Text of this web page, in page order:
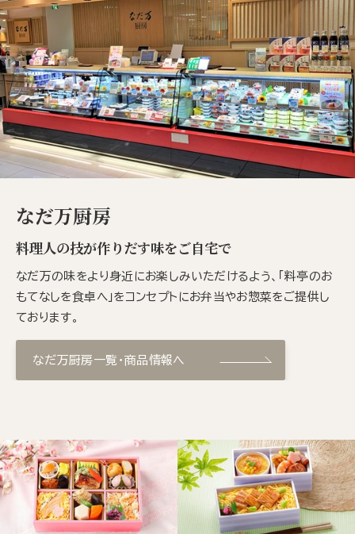
なだ万厨房
料理人の技が作りだす味をご自宅で
なだ万の味をより身近にお楽しみいただけるよう、「料亭のお
もてなしを食卓へ」をコンセプトにお弁当やお惣菜をご提供し
ております。
なだ万厨房一覧・商品情報へ